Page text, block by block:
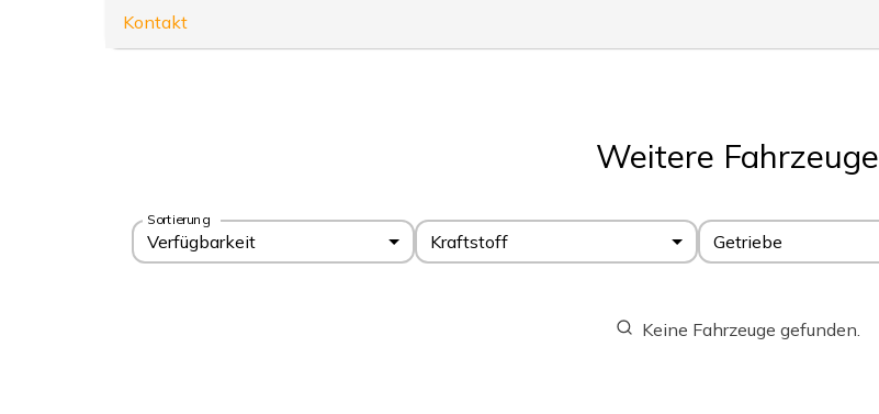
Kontakt
Weitere Fahrzeuge
Sortierung
Verfügbarkeit Kraftstoff Getriebe
Keine Fahrzeuge gefunden.